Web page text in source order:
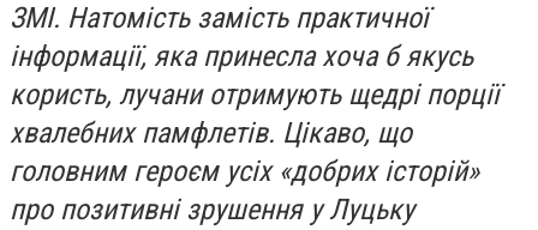
ЗМІ. Натомість замість практичної
інформації, яка принесла хоча б якусь
користь, лучани отримують щедрі порції
хвалебних памфлетів. Цікаво, що
головним героєм усіх «добрих історій»
про позитивні зрушення у Луцьку